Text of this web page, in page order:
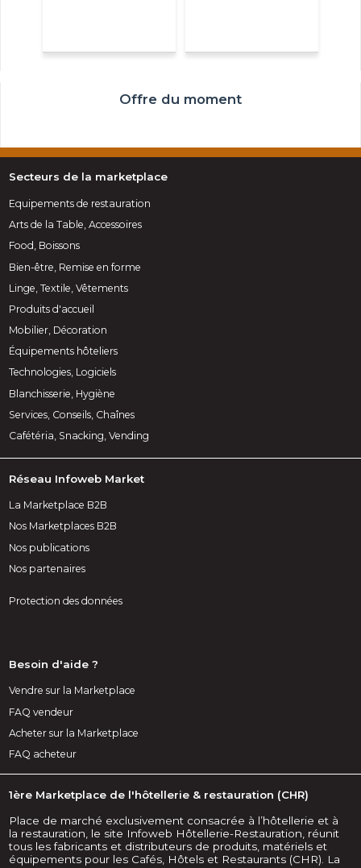
Offre du moment
Secteurs de la marketplace
Equipements de restauration
Arts de la Table, Accessoires
Food, Boissons
Bien-être, Remise en forme
Linge, Textile, Vêtements
Produits d'accueil
Mobilier, Décoration
Équipements hôteliers
Technologies, Logiciels
Blanchisserie, Hygiène
Services, Conseils, Chaînes
Cafétéria, Snacking, Vending
Réseau Infoweb Market
La Marketplace B2B
Nos Marketplaces B2B
Nos publications
Nos partenaires
Protection des données
Besoin d'aide ?
Vendre sur la Marketplace
FAQ vendeur
Acheter sur la Marketplace
FAQ acheteur
1ère Marketplace de l'hôtellerie & restauration (CHR)
Place de marché exclusivement consacrée à l’hôtellerie et à
la restauration, le site Infoweb Hôtellerie-Restauration, réunit
tous les fabricants et distributeurs de produits, matériels et
équipements pour les Cafés, Hôtels et Restaurants (CHR). La